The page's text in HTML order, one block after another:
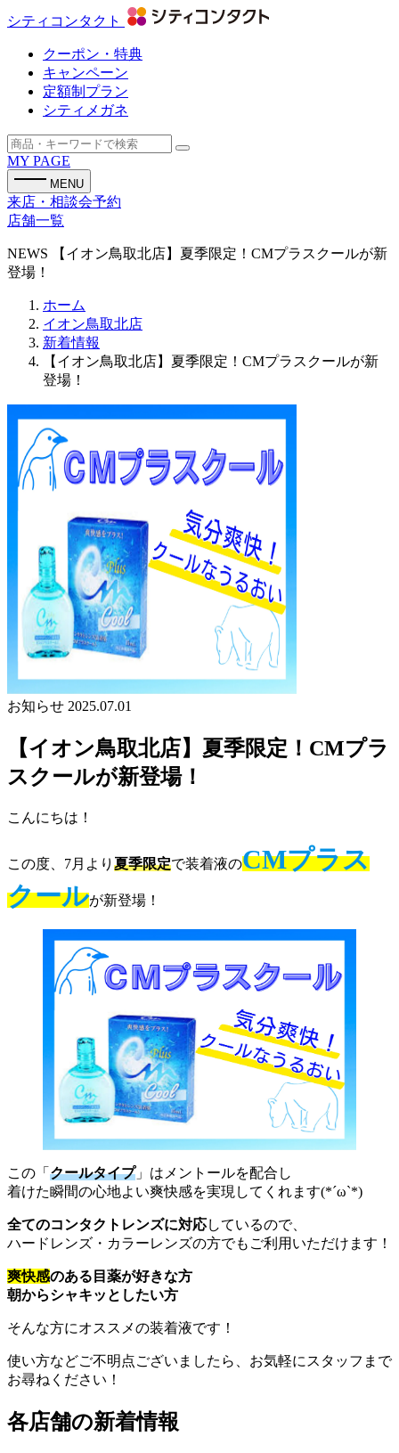
シティコンタクト
クーポン・特典
キャンペーン
定額制プラン
シティメガネ
MY PAGE
MENU
来店・相談会予約
店舗一覧
NEWS
【イオン鳥取北店】夏季限定！CMプラスクールが新
登場！
ホーム
イオン鳥取北店
新着情報
【イオン鳥取北店】夏季限定！CMプラスクールが新
登場！
お知らせ 2025.07.01
【イオン鳥取北店】夏季限定！CMプラ
スクールが新登場！
こんにちは！
この度、7月より 夏季限定で装着液のCMプラス
クールが新登場！
この「 クールタイプ」はメントールを配合し
着けた瞬間の心地よい爽快感を実現してくれます(*´ω`*)
全てのコンタクトレンズに対応しているので、
ハードレンズ・カラーレンズの方でもご利用いただけます！
爽快感のある目薬が好きな方
朝からシャキッとしたい方
そんな方にオススメの装着液です！
使い方などご不明点ございましたら、お気軽にスタッフまで
お尋ねください！
各店舗の新着情報